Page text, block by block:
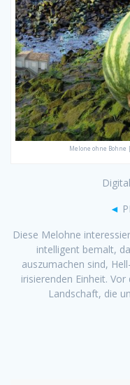
Melone ohne
◄
Diese Melohne
intelligent bemalt,
auszumachen sind,
irisierenden Einheit.
Landschaft, die